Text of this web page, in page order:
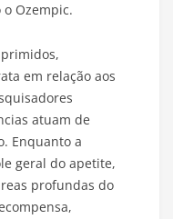
Ozempic.
em relação aos
atuam de
Enquanto a
geral do apetite,
profundas do